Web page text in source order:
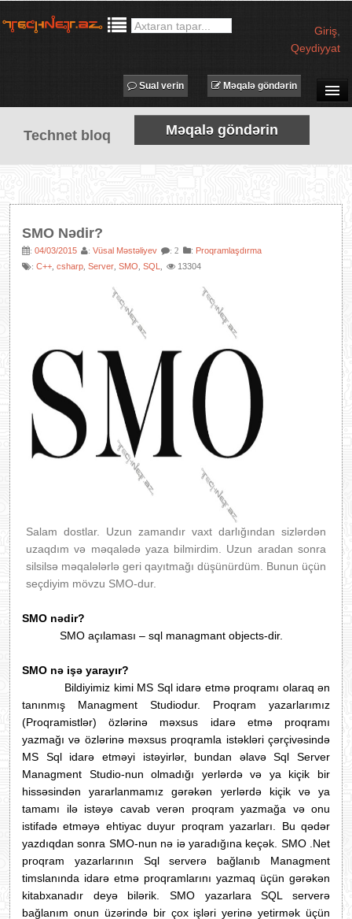
Giriş
Qeydiyyat
SUAL-CAVAB
TECHNET TV
MƏQALƏLƏR
AVADANLIQLAR
IT LÜĞƏT
XƏBƏRLƏR
Məqalə göndərin
Sual verin
Technet bloq Məqalə göndərin
SMO Nədir?
: 04/03/2015 : Vüsal Məstəliyev : 2 : Proqramlaşdırma
: C++ csharp Server SMO SQL 13304
Salam dostlar. Uzun zamandır vaxt darlığından sizlərdən
uzaqdım və məqalədə yaza bilmirdim. Uzun aradan sonra
silsilsə məqalələrlə geri qayıtmağı düşünürdüm. Bunun üçün
seçdiyim mövzu SMO-dur.
SMO nədir?
SMO açılaması – sql managmant objects-dir.
SMO nə işə yarayır?
Bildiyimiz kimi MS Sql idarə etmə proqramı olaraq ən
tanınmış Managment Studiodur. Proqram yazarlarımız
(Proqramistlər) özlərinə məxsus idarə etmə proqramı
yazmağı və özlərinə məxsus proqramla istəkləri çərçivəsində
MS Sql idarə etməyi istəyirlər, bundan əlavə Sql Server
Managment Studio-nun olmadığı yerlərdə və ya kiçik bir
hissəsindən yararlanmamız gərəkən yerlərdə kiçik və ya
tamamı ilə istəyə cavab verən proqram yazmağa və onu
istifadə etməyə ehtiyac duyur proqram yazarları. Bu qədər
yazdıqdan sonra SMO-nun nə iə yaradığına keçək. SMO .Net
proqram yazarlarının Sql serverə bağlanıb Managment
timslanında idarə etmə proqramlarını yazmaq üçün gərəkən
kitabxanadır deyə bilərik. SMO yazarlara SQL serverə
bağlanım onun üzərində bir çox işləri yerinə yetirmək üçün